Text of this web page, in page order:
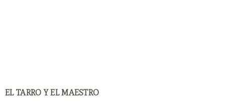
EL TARRO Y EL MAESTRO